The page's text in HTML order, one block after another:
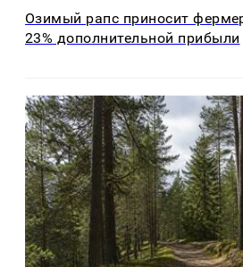
Озимый рапс приносит
23% дополнительной прибыли